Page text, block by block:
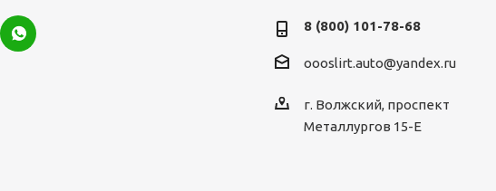
8 (800) 101-78-68
oooslirt.auto@yandex.ru
г. Волжский, проспект
Металлургов 15-Е